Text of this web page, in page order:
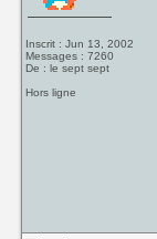
Inscrit : Jun 13, 2002
Messages : 7260
De : le sept sept
Hors ligne